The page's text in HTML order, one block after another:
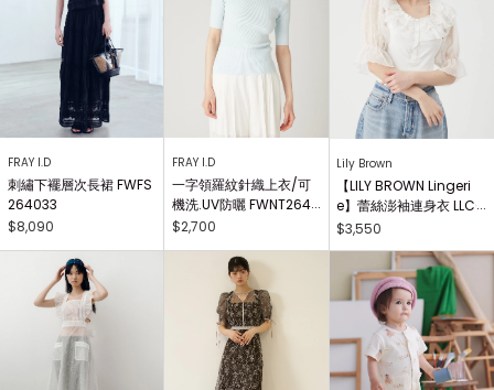
FRAY I.D
刺繡下襬層次長裙 FWFS
264033
$8,090
FRAY I.D
一字領羅紋針織上衣/可
機洗.UV防曬 FWNT2640
29
$2,700
Lily Brown
【LILY BROWN Lingeri
e】蕾絲澎袖連身衣 LLCO
262503
$3,550